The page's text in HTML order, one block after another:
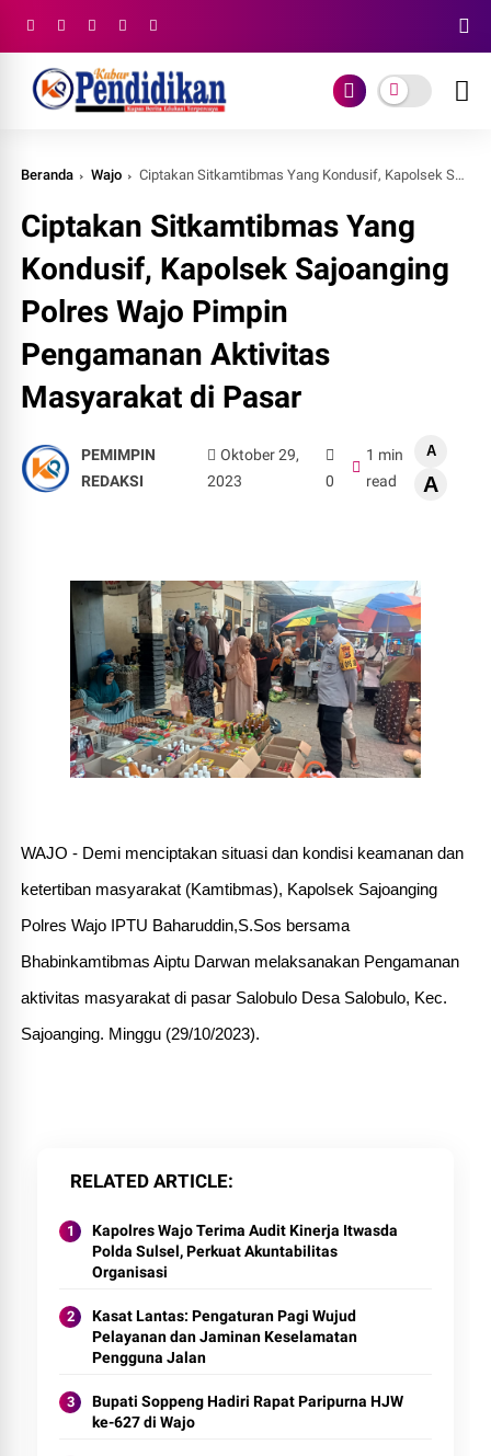
Beranda Wajo Ciptakan Sitkamtibmas Yang Kondusif, Kapolsek Sajoanging Polres Wajo Pimpin Pengamanan Aktivitas Masyarakat di Pasar
Ciptakan Sitkamtibmas Yang
Kondusif, Kapolsek Sajoanging
Polres Wajo Pimpin
Pengamanan Aktivitas
Masyarakat di Pasar
PEMIMPIN
REDAKSI
Oktober 29,
2023
0
1 min
read
A
A
WAJO - Demi menciptakan situasi dan kondisi keamanan dan
ketertiban masyarakat (Kamtibmas), Kapolsek Sajoanging
Polres Wajo IPTU Baharuddin,S.Sos bersama
Bhabinkamtibmas Aiptu Darwan melaksanakan Pengamanan
aktivitas masyarakat di pasar Salobulo Desa Salobulo, Kec.
Sajoanging. Minggu (29/10/2023).
RELATED ARTICLE
Kapolres Wajo Terima Audit Kinerja Itwasda
Polda Sulsel, Perkuat Akuntabilitas
Organisasi
Kasat Lantas: Pengaturan Pagi Wujud
Pelayanan dan Jaminan Keselamatan
Pengguna Jalan
Bupati Soppeng Hadiri Rapat Paripurna HJW
ke-627 di Wajo